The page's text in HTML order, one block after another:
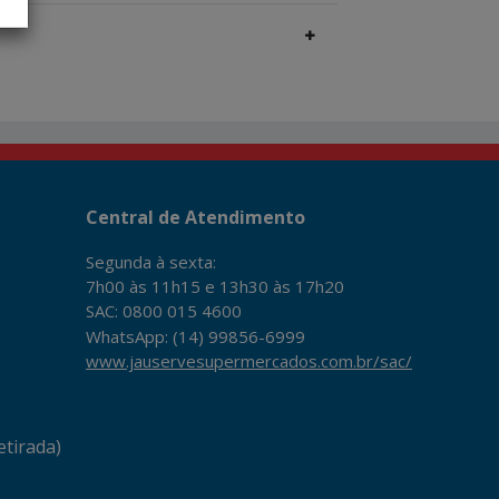
Central de Atendimento
Segunda à sexta:
7h00 às 11h15 e 13h30 às 17h20
SAC: 0800 015 4600
WhatsApp: (14) 99856-6999
www.jauservesupermercados.com.br/sac/